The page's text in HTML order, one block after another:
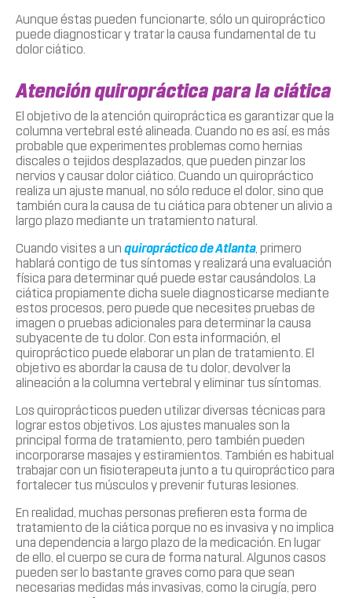
Aunque éstas pueden funcionarte, sólo un quiropráctico
puede diagnosticar y tratar la causa fundamental de tu
dolor ciático.
Atención quiropráctica para la ciática
El objetivo de la atención quiropráctica es garantizar que la
columna vertebral esté alineada. Cuando no es así, es más
probable que experimentes problemas como hernias
discales o tejidos desplazados, que pueden pinzar los
nervios y causar dolor ciático. Cuando un quiropráctico
realiza un ajuste manual, no sólo reduce el dolor, sino que
también cura la causa de tu ciática para obtener un alivio a
largo plazo mediante un tratamiento natural.
Cuando visites a un quiropráctico de Atlanta, primero
hablará contigo de tus síntomas y realizará una evaluación
física para determinar qué puede estar causándolos. La
ciática propiamente dicha suele diagnosticarse mediante
estos procesos, pero puede que necesites pruebas de
imagen o pruebas adicionales para determinar la causa
subyacente de tu dolor. Con esta información, el
quiropráctico puede elaborar un plan de tratamiento. El
objetivo es abordar la causa de tu dolor, devolver la
alineación a la columna vertebral y eliminar tus síntomas.
Los quiroprácticos pueden utilizar diversas técnicas para
lograr estos objetivos. Los ajustes manuales son la
principal forma de tratamiento, pero también pueden
incorporarse masajes y estiramientos. También es habitual
trabajar con un fisioterapeuta junto a tu quiropráctico para
fortalecer tus músculos y prevenir futuras lesiones.
En realidad, muchas personas prefieren esta forma de
tratamiento de la ciática porque no es invasiva y no implica
una dependencia a largo plazo de la medicación. En lugar
de ello, el cuerpo se cura de forma natural. Algunos casos
pueden ser lo bastante graves como para que sean
necesarias medidas más invasivas, como la cirugía, pero